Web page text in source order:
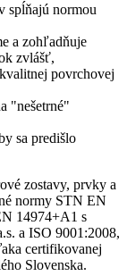
spĺňajú normou
a zohľadňuje
zvlášť,
povrchovej
"nešetrné"
sa predišlo
zostavy, prvky a
normy STN EN
14974+A1 s
a ISO 9001:2008,
certifikovanej
Slovenska.